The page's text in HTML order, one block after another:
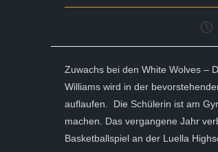
Zuwachs bei den White Wolves –
Williams wird in der
auflaufen. Die Schülerin ist am
machen. Das vergangene Jahr
Basketballspiel an der Luella